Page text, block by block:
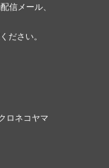
信メール、
ださい。
ロネコヤマ